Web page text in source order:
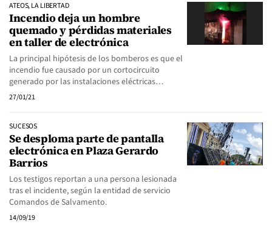
ATEOS, LA LIBERTAD
Incendio deja un hombre
quemado y pérdidas materiales
en taller de electrónica
La principal hipótesis de los bomberos es que el
incendio fue causado por un cortocircuito
generado por las instalaciones eléctricas…
27/01/21
SUCESOS
Se desploma parte de pantalla
electrónica en Plaza Gerardo
Barrios
Los testigos reportan a una persona lesionada
tras el incidente, según la entidad de servicio
Comandos de Salvamento.
14/09/19